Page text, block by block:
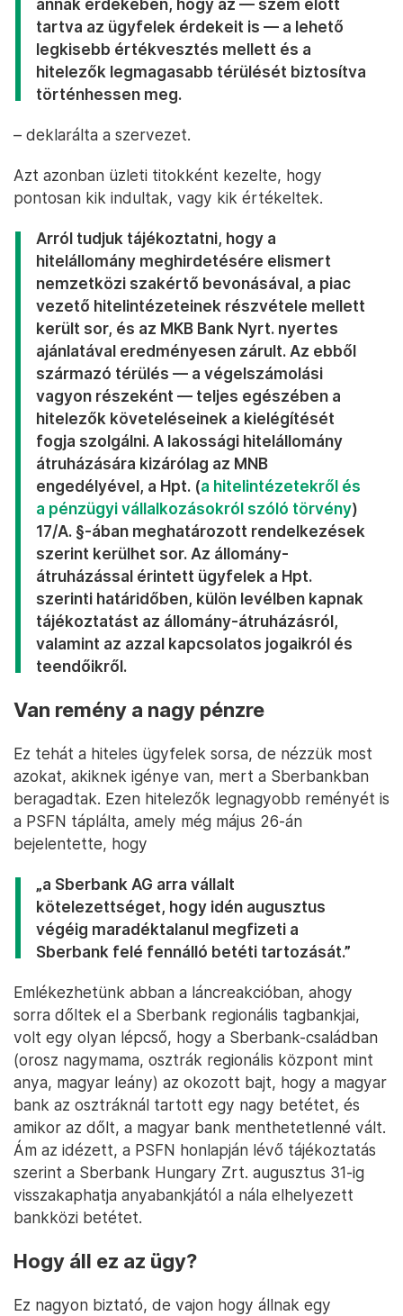
annak érdekében, hogy az — szem előtt
tartva az ügyfelek érdekeit is — a lehető
legkisebb értékvesztés mellett és a
hitelezők legmagasabb térülését biztosítva
történhessen meg.
– deklarálta a szervezet.
Azt azonban üzleti titokként kezelte, hogy
pontosan kik indultak, vagy kik értékeltek.
Arról tudjuk tájékoztatni, hogy a
hitelállomány meghirdetésére elismert
nemzetközi szakértő bevonásával, a piac
vezető hitelintézeteinek részvétele mellett
került sor, és az MKB Bank Nyrt. nyertes
ajánlatával eredményesen zárult. Az ebből
származó térülés — a végelszámolási
vagyon részeként — teljes egészében a
hitelezők követeléseinek a kielégítését
fogja szolgálni. A lakossági hitelállomány
átruházására kizárólag az MNB
engedélyével, a Hpt. (a hitelintézetekről és
a pénzügyi vállalkozásokról szóló törvény)
17/A. §-ában meghatározott rendelkezések
szerint kerülhet sor. Az állomány-
átruházással érintett ügyfelek a Hpt.
szerinti határidőben, külön levélben kapnak
tájékoztatást az állomány-átruházásról,
valamint az azzal kapcsolatos jogaikról és
teendőikről.
Van remény a nagy pénzre
Ez tehát a hiteles ügyfelek sorsa, de nézzük most
azokat, akiknek igénye van, mert a Sberbankban
beragadtak. Ezen hitelezők legnagyobb reményét is
a PSFN táplálta, amely még május 26-án
bejelentette, hogy
„a Sberbank AG arra vállalt
kötelezettséget, hogy idén augusztus
végéig maradéktalanul megfizeti a
Sberbank felé fennálló betéti tartozását.”
Emlékezhetünk abban a láncreakcióban, ahogy
sorra dőltek el a Sberbank regionális tagbankjai,
volt egy olyan lépcső, hogy a Sberbank-családban
(orosz nagymama, osztrák regionális központ mint
anya, magyar leány) az okozott bajt, hogy a magyar
bank az osztráknál tartott egy nagy betétet, és
amikor az dőlt, a magyar bank menthetetlenné vált.
Ám az idézett, a PSFN honlapján lévő tájékoztatás
szerint a Sberbank Hungary Zrt. augusztus 31-ig
visszakaphatja anyabankjától a nála elhelyezett
bankközi betétet.
Hogy áll ez az ügy?
Ez nagyon biztató, de vajon hogy állnak egy